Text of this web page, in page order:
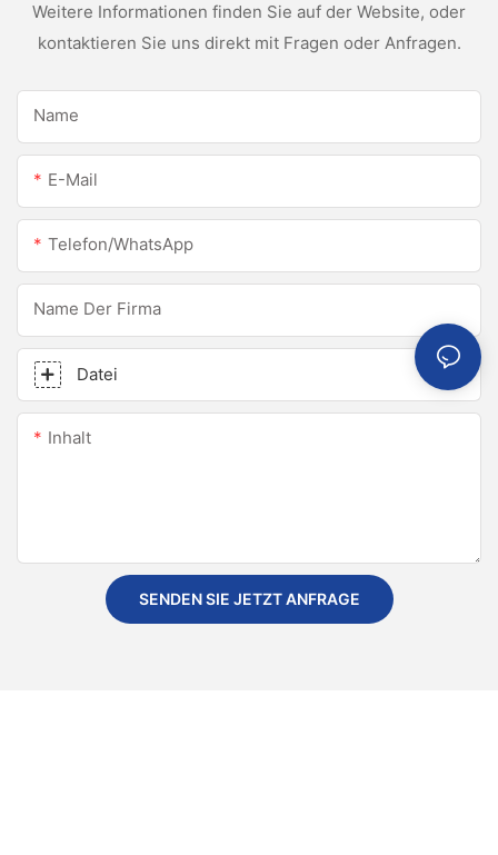
Weitere Informationen finden Sie auf der Website, oder
kontaktieren Sie uns direkt mit Fragen oder Anfragen.
Name
E-Mail
Telefon/WhatsApp
Name Der Firma
Datei
Inhalt
SENDEN SIE JETZT ANFRAGE